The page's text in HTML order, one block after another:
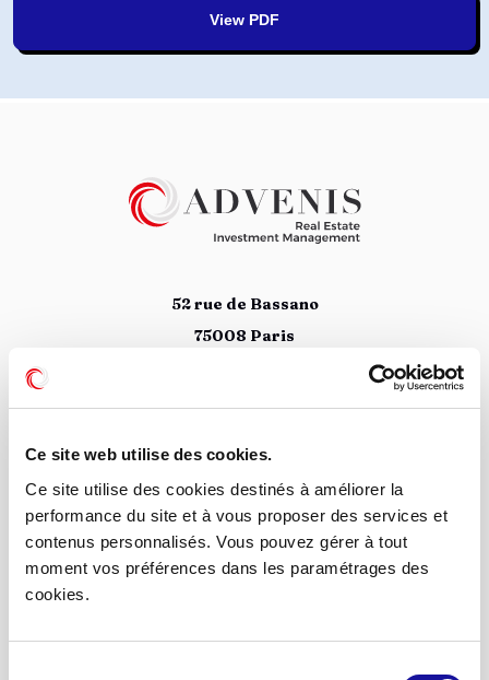
Ce site web utilise des cookies.
Ce site utilise des cookies destinés à améliorer la
performance du site et à vous proposer des services et
contenus personnalisés. Vous pouvez gérer à tout
moment vos préférences dans les paramétrages des
cookies.
View PDF
52 rue de Bassano
75008 Paris
Accueil
Mon espace associé